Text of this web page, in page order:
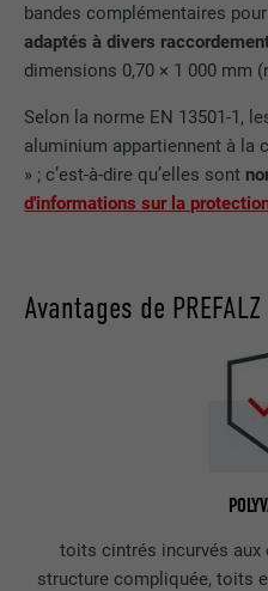
bandes complémentaires
adaptés à divers
dimensions 0,70 × 1 000 mm
Selon la norme EN 13501-1,
aluminium appartiennent à la
» ; c’est-à-dire qu’elles sont
d'informations sur la
Avantages de PREFALZ
toits cintrés incurvés aux
structure compliquée, toits